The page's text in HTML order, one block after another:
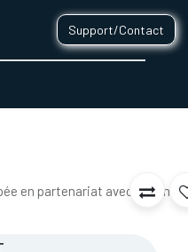
Support/Contact
en partenariat avec le Centre